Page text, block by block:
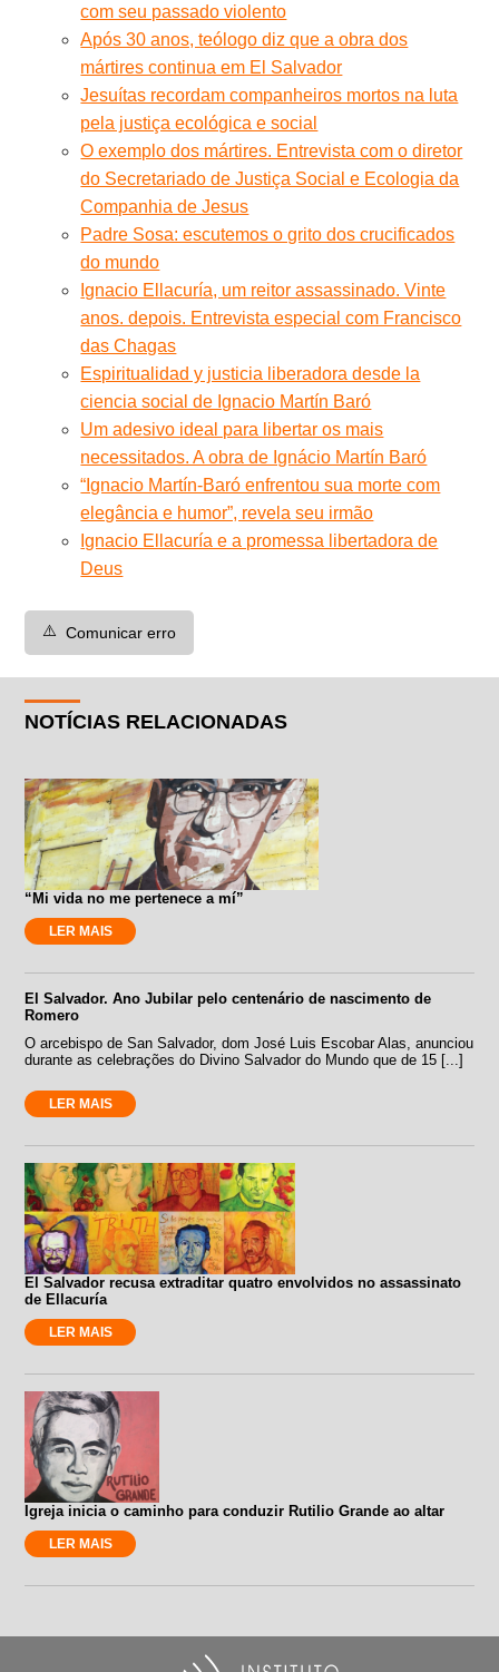
com seu passado violento
Após 30 anos, teólogo diz que a obra dos
mártires continua em El Salvador
Jesuítas recordam companheiros mortos na luta
pela justiça ecológica e social
O exemplo dos mártires. Entrevista com o diretor
do Secretariado de Justiça Social e Ecologia da
Companhia de Jesus
Padre Sosa: escutemos o grito dos crucificados
do mundo
Ignacio Ellacuría, um reitor assassinado. Vinte
anos. depois. Entrevista especial com Francisco
das Chagas
Espiritualidad y justicia liberadora desde la
ciencia social de Ignacio Martín Baró
Um adesivo ideal para libertar os mais
necessitados. A obra de Ignácio Martín Baró
“Ignacio Martín-Baró enfrentou sua morte com
elegância e humor”, revela seu irmão
Ignacio Ellacuría e a promessa libertadora de
Deus
⚠️ Comunicar erro
NOTÍCIAS RELACIONADAS
“Mi vida no me pertenece a mí”
LER MAIS
El Salvador. Ano Jubilar pelo centenário de nascimento de
Romero
O arcebispo de San Salvador, dom José Luis Escobar Alas, anunciou
durante as celebrações do Divino Salvador do Mundo que de 15 [...]
LER MAIS
El Salvador recusa extraditar quatro envolvidos no assassinato
de Ellacuría
LER MAIS
Igreja inicia o caminho para conduzir Rutilio Grande ao altar
LER MAIS